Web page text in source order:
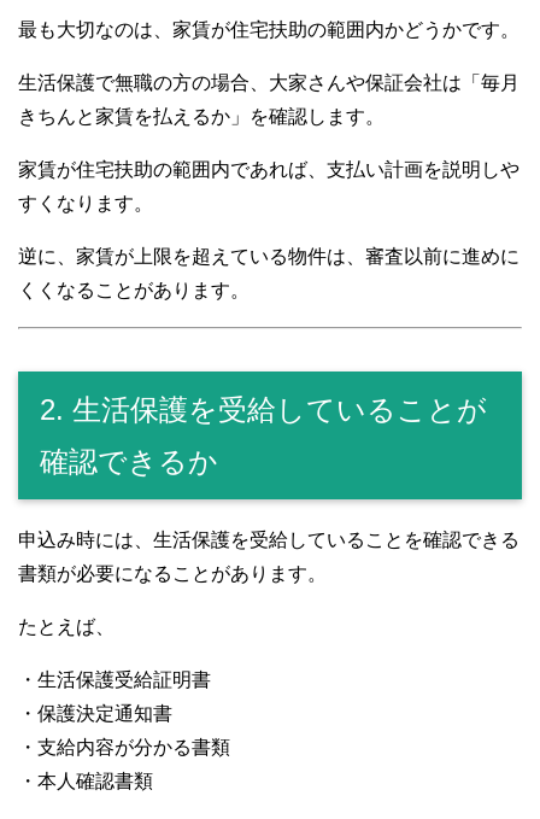
最も大切なのは、家賃が住宅扶助の範囲内かどうかです。
生活保護で無職の方の場合、大家さんや保証会社は「毎月
きちんと家賃を払えるか」を確認します。
家賃が住宅扶助の範囲内であれば、支払い計画を説明しや
すくなります。
逆に、家賃が上限を超えている物件は、審査以前に進めに
くくなることがあります。
2. 生活保護を受給していることが
確認できるか
申込み時には、生活保護を受給していることを確認できる
書類が必要になることがあります。
たとえば、
・生活保護受給証明書
・保護決定通知書
・支給内容が分かる書類
・本人確認書類